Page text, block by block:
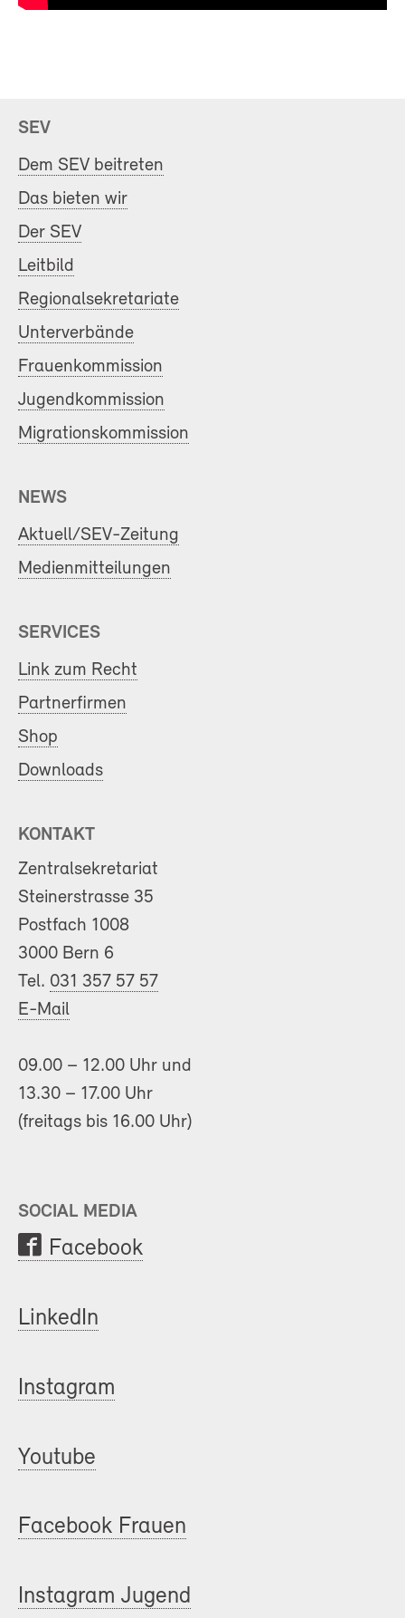
SEV
Dem SEV beitreten
Das bieten wir
Der SEV
Leitbild
Regionalsekretariate
Unterverbände
Frauenkommission
Jugendkommission
Migrationskommission
NEWS
Aktuell/SEV-Zeitung
Medienmitteilungen
SERVICES
Link zum Recht
Partnerfirmen
Shop
Downloads
KONTAKT
Zentralsekretariat
Steinerstrasse 35
Postfach 1008
3000 Bern 6
Tel. 031 357 57 57
E-Mail
09.00 – 12.00 Uhr und
13.30 – 17.00 Uhr
(freitags bis 16.00 Uhr)
SOCIAL MEDIA
Facebook
LinkedIn
Instagram
Youtube
Facebook Frauen
Instagram Jugend